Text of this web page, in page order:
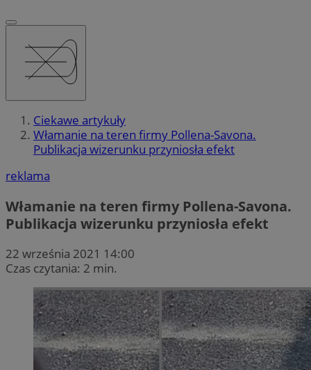
Ciekawe artykuły
Włamanie na teren firmy Pollena-Savona.
Publikacja wizerunku przyniosła efekt
reklama
Włamanie na teren firmy Pollena-Savona.
Publikacja wizerunku przyniosła efekt
22 września 2021 14:00
Czas czytania: 2 min.